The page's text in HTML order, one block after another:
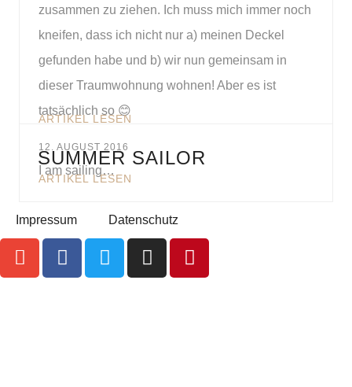
zusammen zu ziehen. Ich muss mich immer noch
kneifen, dass ich nicht nur a) meinen Deckel
gefunden habe und b) wir nun gemeinsam in
dieser Traumwohnung wohnen! Aber es ist
tatsächlich so 😊
ARTIKEL LESEN
12. AUGUST 2016
SUMMER SAILOR
I am sailing…
ARTIKEL LESEN
Impressum Datenschutz